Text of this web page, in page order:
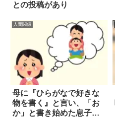
との投稿があり
人間関係
母に『ひらがなで好きな
物を書く』と言い、「お
か」と書き始めた息子。